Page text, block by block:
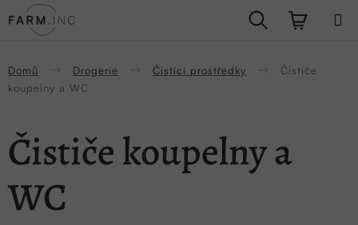
na
Hledat
Domů Drogerie Čistící prostředky
Čističe
koupelny a WC
Čističe koupelny a
WC